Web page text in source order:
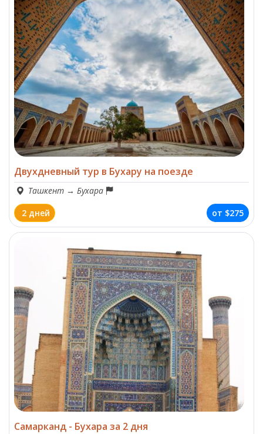
Двухдневный тур в Бухару на поезде
Ташкент → Бухара
2 дней
от $275
Самарканд - Бухара за 2 дня